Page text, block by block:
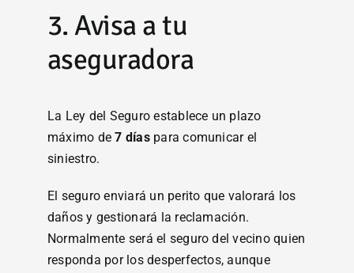
3. Avisa a tu
aseguradora
La Ley del Seguro establece un plazo
máximo de7 díaspara comunicar el
siniestro.
El seguro enviará un perito que valorará los
daños y gestionará la reclamación.
Normalmente será el seguro del vecino quien
responda por los desperfectos, aunque